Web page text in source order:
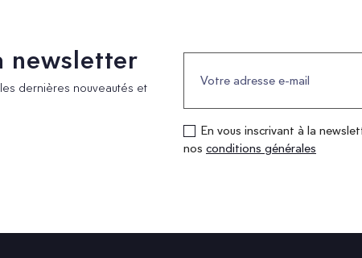
newsletter
dernières nouveautés et
En vous inscrivant à la
nos conditions générales